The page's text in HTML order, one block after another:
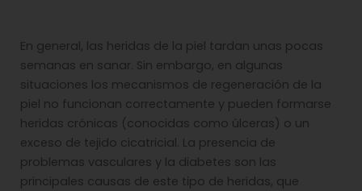
En general, las heridas de la piel tardan unas pocas
semanas en sanar. Sin embargo, en algunas
situaciones los mecanismos de regeneración de la
piel no funcionan correctamente y pueden formarse
heridas crónicas (conocidas como úlceras) o un
exceso de tejido cicatricial. La presencia de
problemas vasculares y la diabetes son las
principales causas de este tipo de heridas, que